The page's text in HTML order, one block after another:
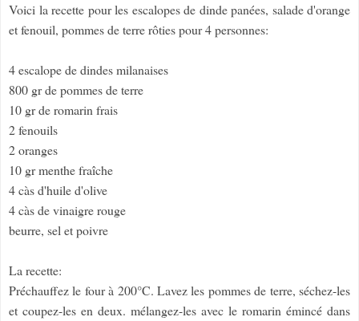
Voici la recette pour les escalopes de dinde panées, salade d'orange
et fenouil, pommes de terre rôties pour 4 personnes:
4 escalope de dindes milanaises
800 gr de pommes de terre
10 gr de romarin frais
2 fenouils
2 oranges
10 gr menthe fraîche
4 càs d'huile d'olive
4 càs de vinaigre rouge
beurre, sel et poivre
La recette:
Préchauffez le four à 200°C. Lavez les pommes de terre, séchez-les
et coupez-les en deux. mélangez-les avec le romarin émincé dans